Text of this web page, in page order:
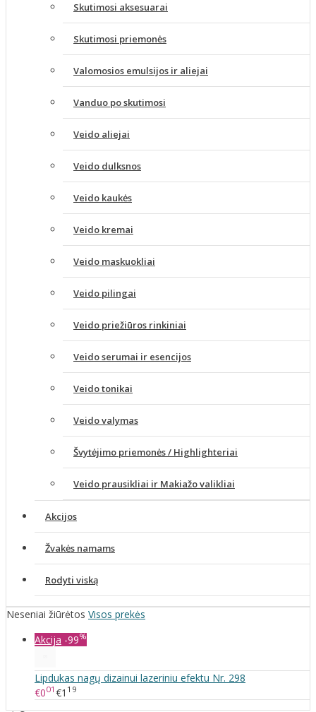
Skutimosi aksesuarai
Skutimosi priemonės
Valomosios emulsijos ir aliejai
Vanduo po skutimosi
Veido aliejai
Veido dulksnos
Veido kaukės
Veido kremai
Veido maskuokliai
Veido pilingai
Veido priežiūros rinkiniai
Veido serumai ir esencijos
Veido tonikai
Veido valymas
Švytėjimo priemonės / Highlighteriai
Veido prausikliai ir Makiažo valikliai
Akcijos
Žvakės namams
Rodyti viską
Neseniai žiūrėtos Visos prekės
Akcija -99%
Lipdukas nagų dizainui lazeriniu efektu Nr. 298
€001 €1 19